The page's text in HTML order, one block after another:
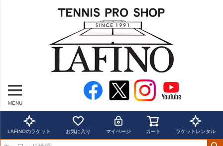
MENU
LAFINOのラケット お気に入り マイページ カート ラケットレンタル